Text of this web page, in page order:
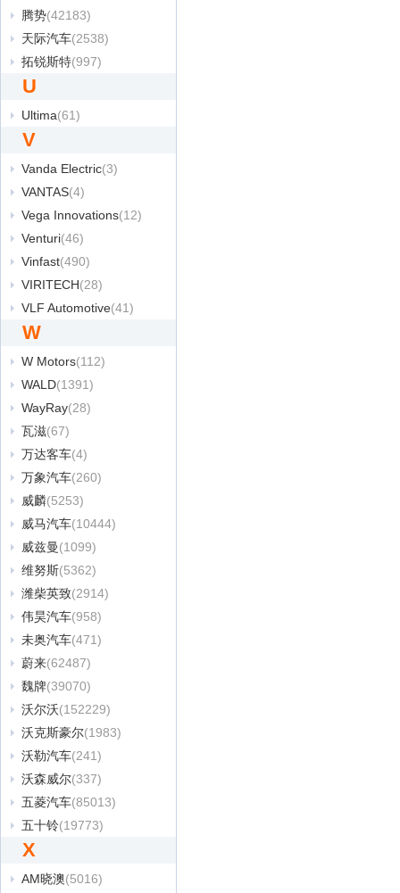
腾势(42183)
天际汽车(2538)
拓锐斯特(997)
U
Ultima(61)
V
Vanda Electric(3)
VANTAS(4)
Vega Innovations(12)
Venturi(46)
Vinfast(490)
VIRITECH(28)
VLF Automotive(41)
W
W Motors(112)
WALD(1391)
WayRay(28)
瓦滋(67)
万达客车(4)
万象汽车(260)
威麟(5253)
威马汽车(10444)
威兹曼(1099)
维努斯(5362)
潍柴英致(2914)
伟昊汽车(958)
未奥汽车(471)
蔚来(62487)
魏牌(39070)
沃尔沃(152229)
沃克斯豪尔(1983)
沃勒汽车(241)
沃森威尔(337)
五菱汽车(85013)
五十铃(19773)
X
AM晓澳(5016)